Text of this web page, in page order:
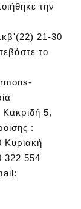
την
21-30
το
Κακριδή 5,
:
Κυριακή
322 554